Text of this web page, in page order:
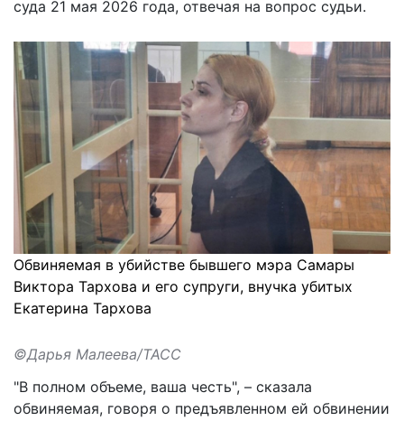
суда 21 мая 2026 года, отвечая на вопрос судьи.
Обвиняемая в убийстве бывшего мэра Самары
Виктора Тархова и его супруги, внучка убитых
Екатерина Тархова
©Дарья Малеева/ТАСС
"В полном объеме, ваша честь", – сказала
обвиняемая, говоря о предъявленном ей обвинении